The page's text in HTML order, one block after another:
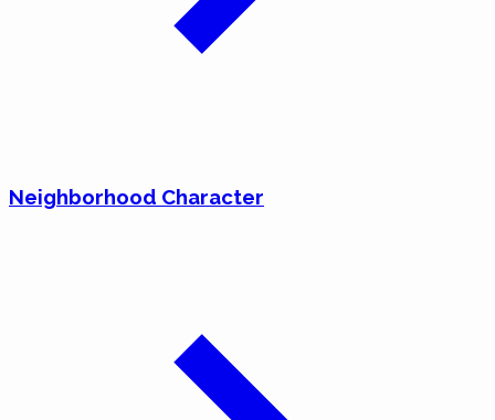
Neighborhood Character